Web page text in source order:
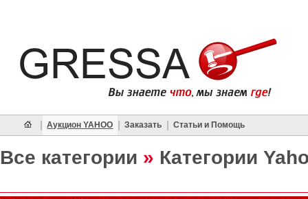
Аукцион YAHOO Заказать Статьи и Помощь
Все категории » Категории